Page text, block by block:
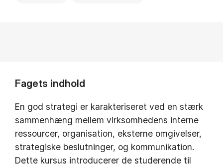
Fagets indhold
En god strategi er karakteriseret ved en stærk
sammenhæng mellem virksomhedens interne
ressourcer, organisation, eksterne omgivelser,
strategiske beslutninger, og kommunikation.
Dette kursus introducerer de studerende til